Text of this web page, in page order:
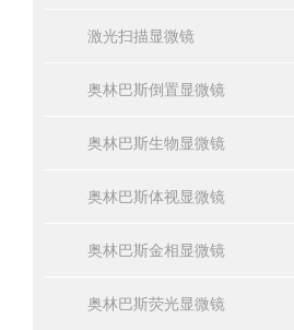
激光扫描显微镜
奥林巴斯倒置显微镜
奥林巴斯生物显微镜
奥林巴斯体视显微镜
奥林巴斯金相显微镜
奥林巴斯荧光显微镜